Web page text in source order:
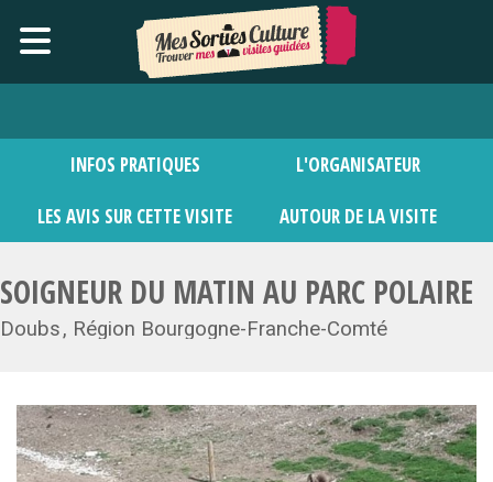
INFOS PRATIQUES L'ORGANISATEUR
LES AVIS SUR CETTE VISITE AUTOUR DE LA VISITE
SOIGNEUR DU MATIN AU PARC POLAIRE
Doubs Région Bourgogne-Franche-Comté